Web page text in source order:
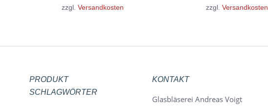
zzgl. Versandkosten zzgl. Versandkosten
PRODUKT
SCHLAGWÖRTER
KONTAKT
Glasbläserei Andreas Voigt